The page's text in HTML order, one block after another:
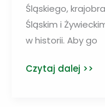
Śląskiego,
Śląskim i
w historii. Aby go
Beskidzki
Czytaj dalej >>